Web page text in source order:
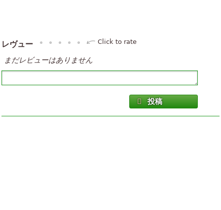
レヴュー Click to rate
まだレビューはありません
投稿